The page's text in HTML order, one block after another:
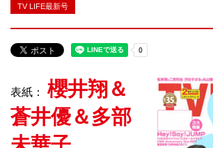
TV LIFE最新号
表紙：
櫻井翔＆
蒼井優＆多部